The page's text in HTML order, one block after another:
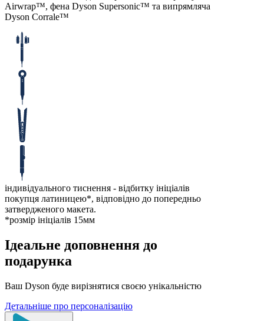
Airwrap™, фена Dyson Supersonic™ та випрямляча
Dyson Corralе™
індивідуального тиснення - відбитку ініціалів
покупця латиницею*, відповідно до попередньо
затвердженого макета.
*розмір ініціалів 15мм
Ідеальне доповнення до
подарунка
Ваш Dyson буде вирізнятися своєю унікальністю
Детальніше про персоналізацію